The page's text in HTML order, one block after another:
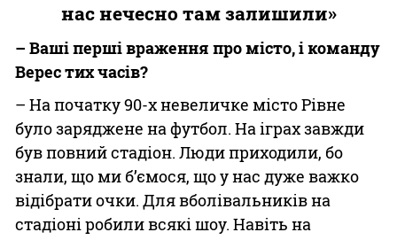
нас нечесно там залишили»
– Ваші перші враження про місто, і команду
Верес тих часів?
– На початку 90-х невеличке місто Рівне
було заряджене на футбол. На іграх завжди
був повний стадіон. Люди приходили, бо
знали, що ми б’ємося, що у нас дуже важко
відібрати очки. Для вболівальників на
стадіоні робили всякі шоу. Навіть на